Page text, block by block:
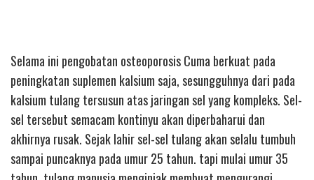
Selama ini pengobatan osteoporosis Cuma berkuat pada
peningkatan suplemen kalsium saja, sesungguhnya dari pada
kalsium tulang tersusun atas jaringan sel yang kompleks. Sel-
sel tersebut semacam kontinyu akan diperbaharui dan
akhirnya rusak. Sejak lahir sel-sel tulang akan selalu tumbuh
sampai puncaknya pada umur 25 tahun. tapi mulai umur 35